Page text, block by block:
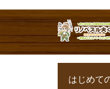
はじめて